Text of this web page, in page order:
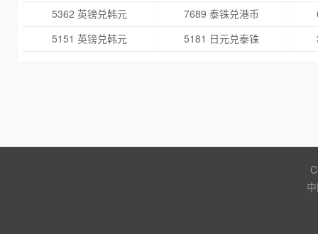
5362 英镑兑韩元
7689 泰铢兑港币
5151 英镑兑韩元
5181 日元兑泰铢